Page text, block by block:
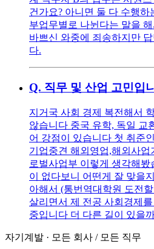
건가요? 아니면 둘 다 수행하
부업무별로 나뉜다는 말을
바쁘신 와중에 죄송하지만
다.
Q. 직무 및 산업 고민입
지거국 사회 경제 복전해서
않습니다 중국 유학, 독일 교
어 강점이 있습니다 첫 취준
기업중견 해외영업,해외사
로벌사업부 이렇게 생각해
이 없다보니 어떤게 잘 맞을
아해서 (통번역대학원 도전
살리면서 제 전공 사회경제
중입니다 더 다른 길이 있을
자기계발 · 모든 회사 / 모든 직무